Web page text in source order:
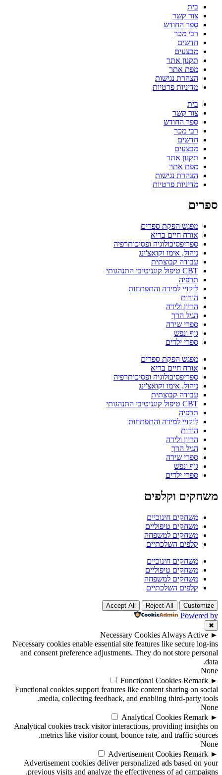
בית
צור קשר
ספר החודש
רבי מכר
חדשים
מבצעים
תקנון אתר
מפת אתר
הצהרת נגישות
מדיניות פרטיות
בית
צור קשר
ספר החודש
רבי מכר
חדשים
מבצעים
תקנון אתר
מפת אתר
הצהרת נגישות
מדיניות פרטיות
ספרים
מפגש הפקת ספרים
אורח חיים בריא
ספריפסיכולוגיה ופסיכותרפיה
ניהול, אימו וקואצ'ינג
עבודה קבוצתית
CBT טיפול קוגניטיבי התנהגותי
תרפיה
ליקויי למידה והתפתחות
הורות
הריון ולידה
הגיל הרך
ספרי שירה
גוף ונפש
ספרי ילדים
מפגש הפקת ספרים
אורח חיים בריא
ספריפסיכולוגיה ופסיכותרפיה
ניהול, אימו וקואצ'ינג
עבודה קבוצתית
CBT טיפול קוגניטיבי התנהגותי
תרפיה
ליקויי למידה והתפתחות
הורות
הריון ולידה
הגיל הרך
ספרי שירה
גוף ונפש
ספרי ילדים
משחקים וקלפים
משחקים חינוכיים
משחקים טיפוליים
משחקים למשפחה
קלפים השלכתיים
משחקים חינוכיים
משחקים טיפוליים
משחקים למשפחה
קלפים השלכתיים
Customize
Reject All
Accept All
Powered by
✖
►
Necessary Cookies Always Active
Necessary cookies enable essential site features like secure log-ins
and consent preference adjustments. They do not store personal
data.
None
►
Functional Cookies Remark
Functional cookies support features like content sharing on social
media, collecting feedback, and enabling third-party tools.
None
►
Analytical Cookies Remark
Analytical cookies track visitor interactions, providing insights on
metrics like visitor count, bounce rate, and traffic sources.
None
►
Advertisement Cookies Remark
Advertisement cookies deliver personalized ads based on your
previous visits and analyze the effectiveness of ad campaigns.